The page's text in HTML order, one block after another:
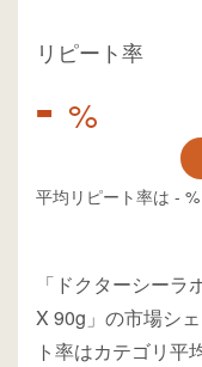
リピート率
- %
平均リピート率は - %
「ドクターシー
X 90g」の市場シ
ト率はカテゴリ平